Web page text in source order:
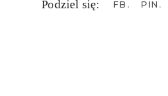
Podziel się: FB PIN